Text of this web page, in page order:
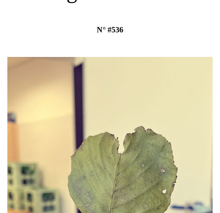
N° #536